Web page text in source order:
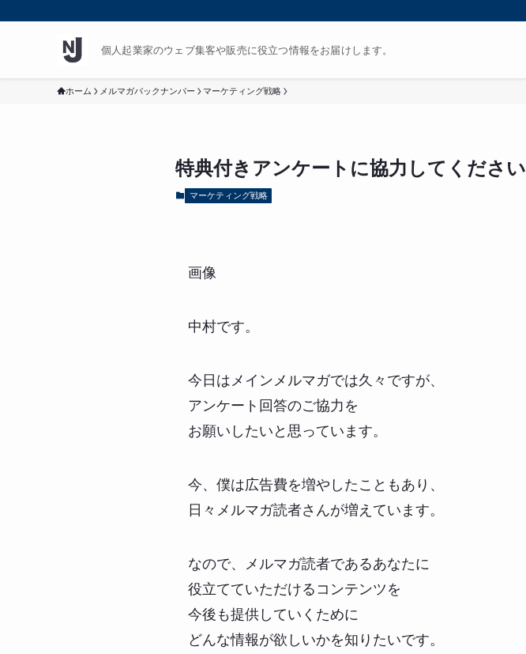
個人起業家のウェブ集客や販売に役立つ情報をお届けします。
ホーム メルマガバックナンバー マーケティング戦略
特典付きアンケートに協力してください
マーケティング戦略
画像
中村です。
今日はメインメルマガでは久々ですが、
アンケート回答のご協力を
お願いしたいと思っています。
今、僕は広告費を増やしたこともあり、
日々メルマガ読者さんが増えています。
なので、メルマガ読者であるあなたに
役立てていただけるコンテンツを
今後も提供していくために
どんな情報が欲しいかを知りたいです。